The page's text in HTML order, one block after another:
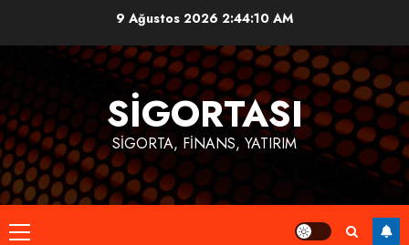
9 Ağustos 20262:44:11 AM
SIGORTASI
SIGORTA, FINANS, YATIRIM
Primary